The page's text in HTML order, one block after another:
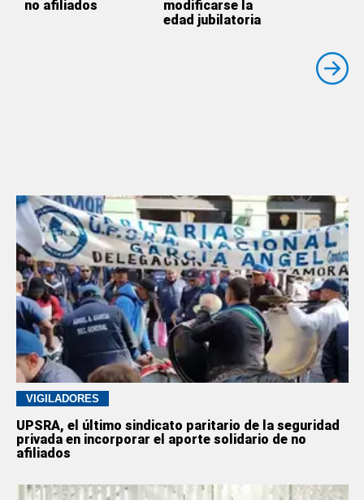
no afiliados
modificarse la
edad jubilatoria
VIGILADORES
UPSRA, el último sindicato paritario de la seguridad
privada en incorporar el aporte solidario de no
afiliados